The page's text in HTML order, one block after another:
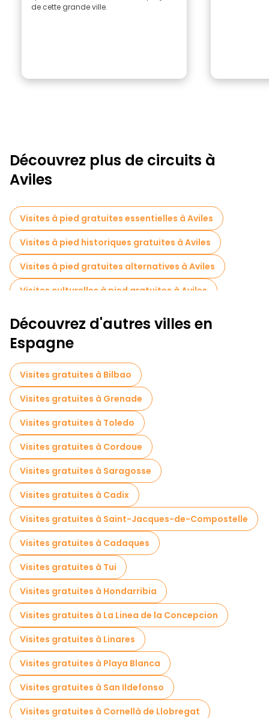
de cette grande ville.
Découvrez plus de circuits à
Aviles
Visites à pied gratuites essentielles à Aviles
Visites à pied historiques gratuites à Aviles
Visites à pied gratuites alternatives à Aviles
Visites culturelles à pied gratuites à Aviles
Visites à pied gratuites pour les familles à Aviles
Visite gratuite de la vieille ville à Aviles
Découvrez d'autres villes en
Espagne
Visites gratuites à Bilbao
Visites gratuites à Grenade
Visites gratuites à Toledo
Visites gratuites à Cordoue
Visites gratuites à Saragosse
Visites gratuites à Cadix
Visites gratuites à Saint-Jacques-de-Compostelle
Visites gratuites à Cadaques
Visites gratuites à Tui
Visites gratuites à Hondarribia
Visites gratuites à La Linea de la Concepcion
Visites gratuites à Linares
Visites gratuites à Playa Blanca
Visites gratuites à San Ildefonso
Visites gratuites à Cornellà de Llobregat